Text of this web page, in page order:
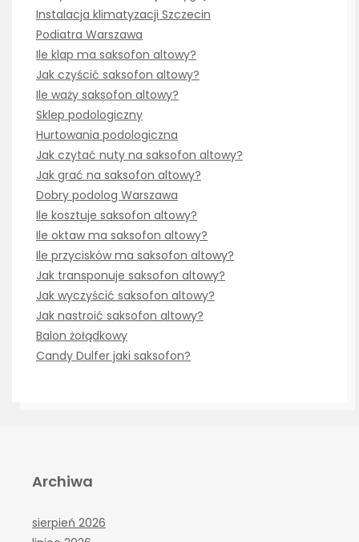
Instalacja klimatyzacji Szczecin
Podiatra Warszawa
Ile klap ma saksofon altowy?
Jak czyścić saksofon altowy?
Ile waży saksofon altowy?
Sklep podologiczny
Hurtowania podologiczna
Jak czytać nuty na saksofon altowy?
Jak grać na saksofon altowy?
Dobry podolog Warszawa
Ile kosztuje saksofon altowy?
Ile oktaw ma saksofon altowy?
Ile przycisków ma saksofon altowy?
Jak transponuje saksofon altowy?
Jak wyczyścić saksofon altowy?
Jak nastroić saksofon altowy?
Balon żołądkowy
Candy Dulfer jaki saksofon?
Archiwa
sierpień 2026